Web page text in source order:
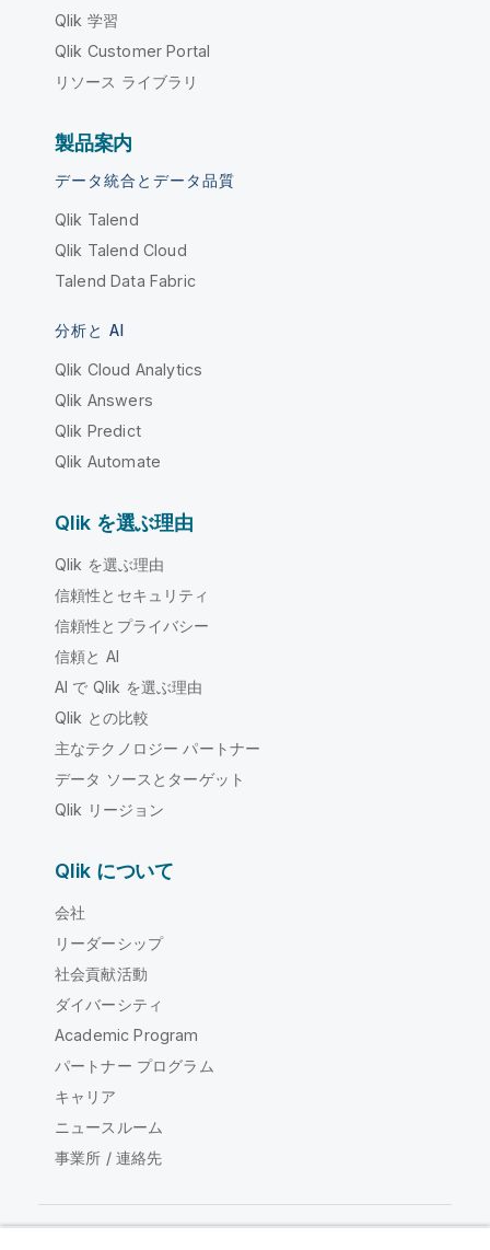
Qlik 学習
Qlik Customer Portal
リソース ライブラリ
製品案内
データ統合とデータ品質
Qlik Talend
Qlik Talend Cloud
Talend Data Fabric
分析と AI
Qlik Cloud Analytics
Qlik Answers
Qlik Predict
Qlik Automate
Qlik を選ぶ理由
Qlik を選ぶ理由
信頼性とセキュリティ
信頼性とプライバシー
信頼と AI
AI で Qlik を選ぶ理由
Qlik との比較
主なテクノロジー パートナー
データ ソースとターゲット
Qlik リージョン
Qlik について
会社
リーダーシップ
社会貢献活動
ダイバーシティ
Academic Program
パートナー プログラム
キャリア
ニュースルーム
事業所 / 連絡先